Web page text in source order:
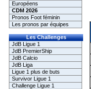
Européens
CDM 2026
Pronos Foot féminin
Les pronos par équipes
Les Challenges
JdB Ligue 1
JdB PremierShip
JdB Calcio
JdB Liga
Ligue 1 plus de buts
Survivor Ligue 1
Challenge Ligue 1